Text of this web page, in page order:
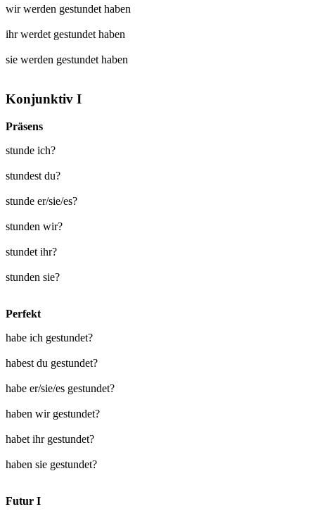
wir werden gestundet haben
ihr werdet gestundet haben
sie werden gestundet haben
Konjunktiv I
Präsens
stunde ich?
stundest du?
stunde er/sie/es?
stunden wir?
stundet ihr?
stunden sie?
Perfekt
habe ich gestundet?
habest du gestundet?
habe er/sie/es gestundet?
haben wir gestundet?
habet ihr gestundet?
haben sie gestundet?
Futur I